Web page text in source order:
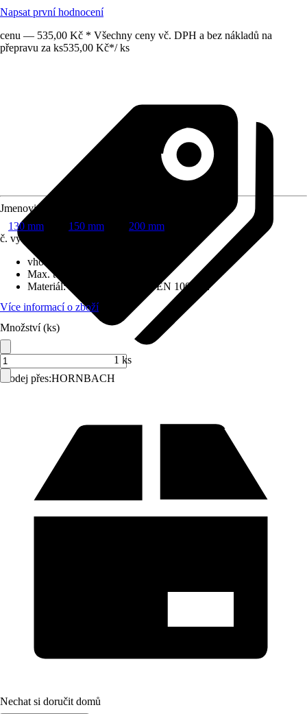
Napsat první hodnocení
cenu — 535,00 Kč * Všechny ceny vč. DPH a bez nákladů na
přepravu za ks535,00 Kč*/ ks
Prodej přes:HORNBACH
Jmenovitý průměr
130 mm
150 mm
200 mm
č. výrobku
vhodné pro paliva
Max. teplota spalin
Materiál: Nerezová ocel DIN EN 10088/2
Více informací o zboží
Množství (ks)
1 ks
Nechat si doručit domů